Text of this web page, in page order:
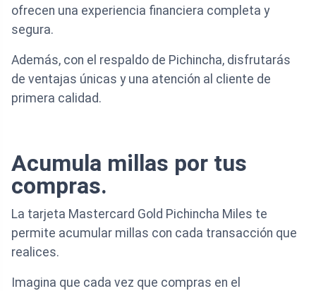
ofrecen una experiencia financiera completa y
segura.
Además, con el respaldo de Pichincha, disfrutarás
de ventajas únicas y una atención al cliente de
primera calidad.
Acumula millas por tus
compras.
La tarjeta Mastercard Gold Pichincha Miles te
permite acumular millas con cada transacción que
realices.
Imagina que cada vez que compras en el